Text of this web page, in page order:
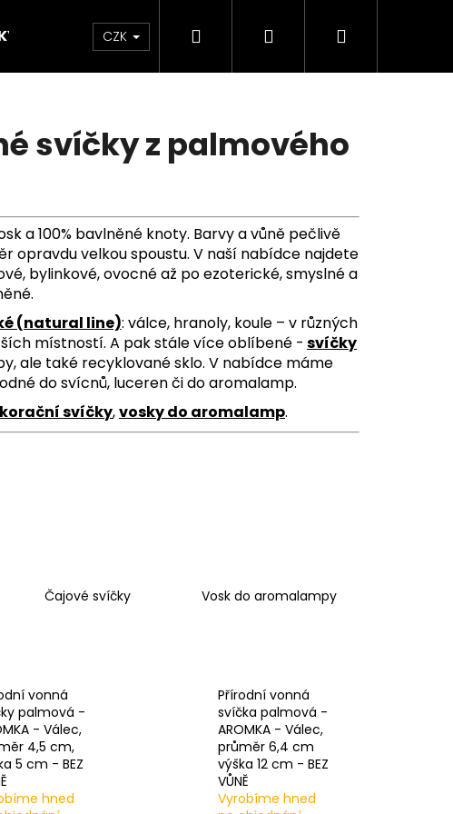
KONTAKTY
CZK Hledat PřihlášeníNákupní
svíčky z palmového
a 100% bavlněné knoty. Barvy a vůně pečlivě
opravdu velkou spoustu. V naší nabídce najdete
bylinkové, ovocné až po ezoterické, smyslné a
(natural line): válce, hranoly, koule – v různých
místností. A pak stále více oblíbené - svíčky
ale také recyklované sklo. V nabídce máme
do svícnů, luceren či do aromalamp.
svíčky,vosky do aromalamp.
Čajové svíčky Vosk do aromalampy
vonná
palmová -
- Válec,
4,5 cm,
5 cm - BEZ
hned
Přírodní vonná
svíčka palmová -
AROMKA - Válec,
průměr 6,4 cm
výška 12 cm - BEZ
VŮNĚ
Vyrobíme hned
Následující
VONNÁ SVÍČKA PALMOVÁ -
MINI WHISKOVKA, 90 ML -